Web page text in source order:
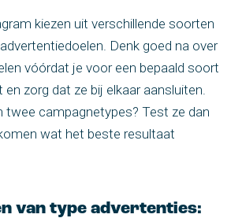
kiezen uit verschillende soorten
Denk goed na over
vóórdat je voor een bepaald soort
zorg dat ze bij elkaar aansluiten.
twee campagnetypes? Test ze dan
wat het beste resultaat
van type advertenties: